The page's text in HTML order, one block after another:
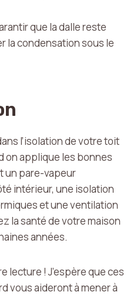
que la dalle reste
la condensation sous le
l’isolation de votre toit
on applique les bonnes
un pare-vapeur
intérieur, une isolation
et une ventilation
la santé de votre maison
années.
lecture ! J’espère que ces
vous aideront à mener à